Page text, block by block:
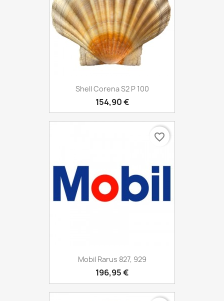
Shell Corena S2 P 100
154,90 €
Mobil Rarus 827, 929
196,95 €
favorite_border